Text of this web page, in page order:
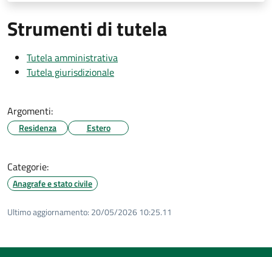
Strumenti di tutela
Tutela amministrativa
Tutela giurisdizionale
Argomenti:
Residenza Estero
Categorie:
Anagrafe e stato civile
Ultimo aggiornamento: 20/05/2026 10:25.11